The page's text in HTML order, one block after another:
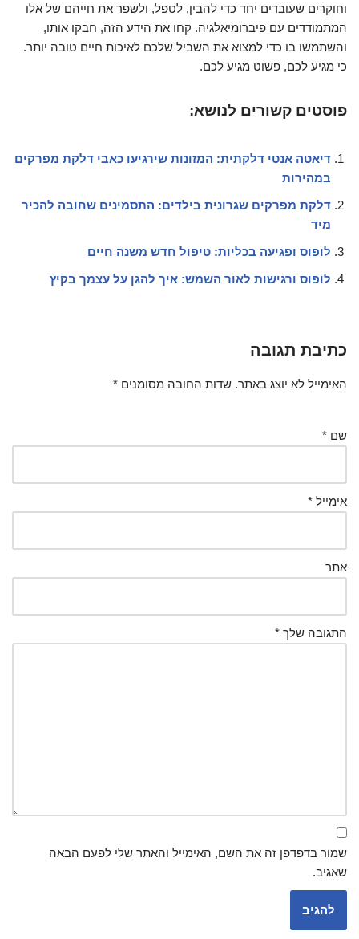
וחוקרים שעובדים יחד כדי להבין, לטפל, ולשפר את חייהם של אלו
המתמודדים עם פיברומיאלגיה. קחו את הידע הזה, חבקו אותו,
והשתמשו בו כדי למצוא את השביל שלכם לאיכות חיים טובה יותר.
כי מגיע לכם, פשוט מגיע לכם.
פוסטים קשורים לנושא:
דיאטה אנטי דלקתית: המזונות שירגיעו כאבי דלקת מפרקים
במהירות
דלקת מפרקים שגרונית בילדים: התסמינים שחובה להכיר
מיד
לופוס ופגיעה בכליות: טיפול חדש משנה חיים
לופוס ורגישות לאור השמש: איך להגן על עצמך בקיץ
כתיבת תגובה
האימייל לא יוצג באתר. שדות החובה מסומנים *
שם *
אימייל *
אתר
התגובה שלך *
שמור בדפדפן זה את השם, האימייל והאתר שלי לפעם הבאה
שאגיב.